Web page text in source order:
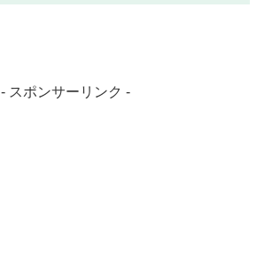
- スポンサーリンク -